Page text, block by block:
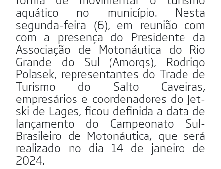
aquático no município. Nesta
segunda-feira (6), em reunião com
com a presença do Presidente da
Associação de Motonáutica do Rio
Grande do Sul (Amorgs), Rodrigo
Polasek, representantes do Trade de
Turismo do Salto Caveiras,
empresários e coordenadores do Jet-
ski de Lages, ficou definida a data de
lançamento do Campeonato Sul-
Brasileiro de Motonáutica, que será
realizado no dia 14 de janeiro de
2024.